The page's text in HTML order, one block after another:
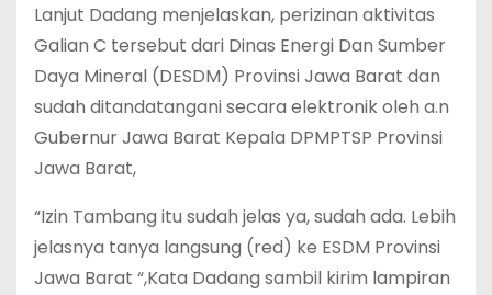
Lanjut Dadang menjelaskan, perizinan aktivitas
Galian C tersebut dari Dinas Energi Dan Sumber
Daya Mineral (DESDM) Provinsi Jawa Barat dan
sudah ditandatangani secara elektronik oleh a.n
Gubernur Jawa Barat Kepala DPMPTSP Provinsi
Jawa Barat,
“Izin Tambang itu sudah jelas ya, sudah ada. Lebih
jelasnya tanya langsung (red) ke ESDM Provinsi
Jawa Barat “,Kata Dadang sambil kirim lampiran